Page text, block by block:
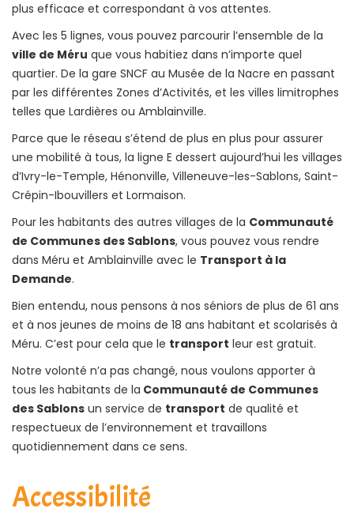
plus efficace et correspondant à vos attentes.
Avec les 5 lignes, vous pouvez parcourir l’ensemble de la
ville de Méru que vous habitiez dans n’importe quel
quartier. De la gare SNCF au Musée de la Nacre en passant
par les différentes Zones d’Activités, et les villes limitrophes
telles que Lardières ou Amblainville.
Parce que le réseau s’étend de plus en plus pour assurer
une mobilité à tous, la ligne E dessert aujourd’hui les villages
d’Ivry-le-Temple, Hénonville, Villeneuve-les-Sablons, Saint-
Crépin-Ibouvillers et Lormaison.
Pour les habitants des autres villages de la Communauté
de Communes des Sablons, vous pouvez vous rendre
dans Méru et Amblainville avec le Transport à la
Demande.
Bien entendu, nous pensons à nos séniors de plus de 61 ans
et à nos jeunes de moins de 18 ans habitant et scolarisés à
Méru. C’est pour cela que le transport leur est gratuit.
Notre volonté n’a pas changé, nous voulons apporter à
tous les habitants de la Communauté de Communes
des Sablons un service de transport de qualité et
respectueux de l’environnement et travaillons
quotidiennement dans ce sens.
Accessibilité